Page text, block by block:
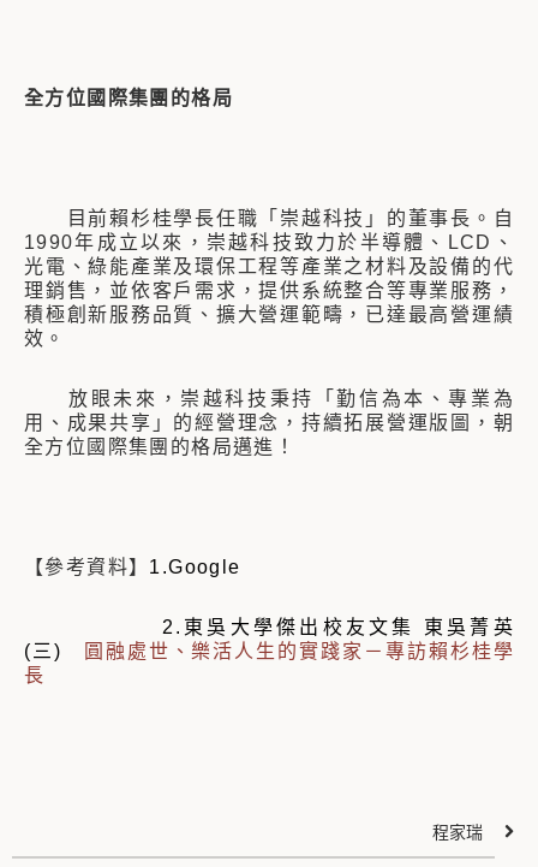
全方位國際集團的格局
目前賴杉桂學長任職「崇越科技」的董事長。自
1990年成立以來，崇越科技致力於半導體、LCD、
光電、綠能產業及環保工程等產業之材料及設備的代
理銷售，並依客戶需求，提供系統整合等專業服務，
積極創新服務品質、擴大營運範疇，已達最高營運績
效。
放眼未來，崇越科技秉持「勤信為本、專業為
用、成果共享」的經營理念，持續拓展營運版圖，朝
全方位國際集團的格局邁進！
【參考資料】 1.Google
2.東吳大學傑出校友文集
東吳菁英
(三)
圓融處世、樂活人生的實踐家－專訪賴杉桂學
長
程家瑞